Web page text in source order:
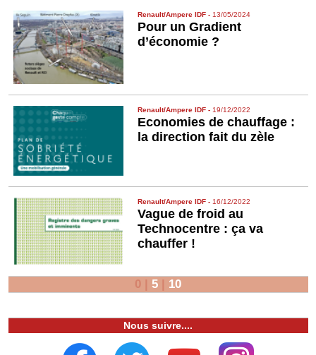
Renault/Ampere IDF - 13/05/2024
Pour un Gradient
d’économie ?
Renault/Ampere IDF -19/12/2022
Economies de chauffage :
la direction fait du zèle
Renault/Ampere IDF - 16/12/2022
Vague de froid au
Technocentre : ça va
chauffer !
0 | 5 | 10
Nous suivre....